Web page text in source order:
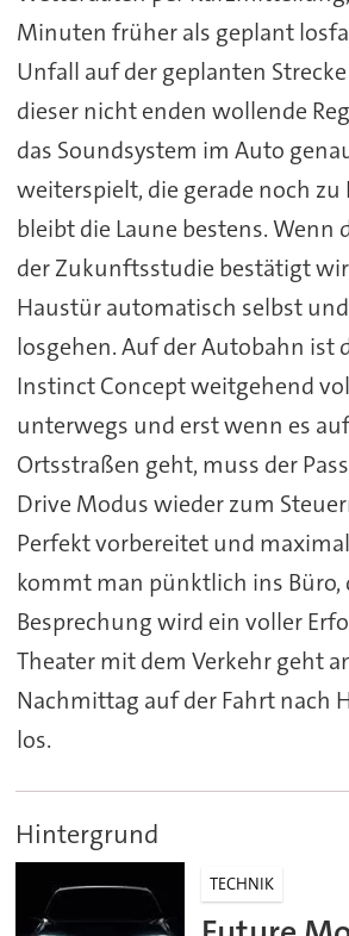
Minuten früher als geplant
Unfall auf der geplanten
dieser nicht enden wollende
das Soundsystem im Auto
weiterspielt, die gerade noch zu
bleibt die Laune bestens. Wenn
der Zukunftsstudie bestätigt
Haustür automatisch selbst
losgehen. Auf der Autobahn ist
Instinct Concept weitgehend
unterwegs und erst wenn es
Ortsstraßen geht, muss der
Drive Modus wieder zum
Perfekt vorbereitet und
kommt man pünktlich ins Büro,
Besprechung wird ein voller
Theater mit dem Verkehr geht
Nachmittag auf der Fahrt nach
los.
Hintergrund
TECHNIK